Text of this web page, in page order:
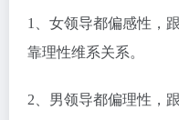
1、女领导都偏感性，
靠理性维系关系。
2、男领导都偏理性，